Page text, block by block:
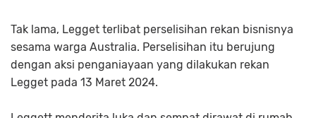
Tak lama, Legget terlibat perselisihan rekan bisnisnya
sesama warga Australia. Perselisihan itu berujung
dengan aksi penganiayaan yang dilakukan rekan
Legget pada 13 Maret 2024.